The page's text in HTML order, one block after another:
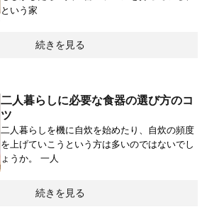
という家
続きを見る
二人暮らしに必要な食器の選び方のコ
ツ
二人暮らしを機に自炊を始めたり、自炊の頻度
を上げていこうという方は多いのではないでし
ょうか。 一人
続きを見る